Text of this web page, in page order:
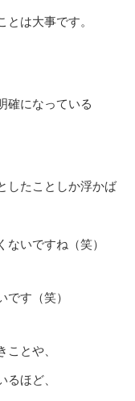
は大事です。
確になっている
したことしか浮かば
いですね（笑）
す（笑）
とや、
ほど、